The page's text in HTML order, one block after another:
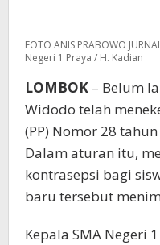
FOTO ANIS PRABOWO
Negeri 1 Praya / H. Kadian
LOMBOK – Belum
Widodo telah
(PP) Nomor 28
Dalam aturan itu,
kontrasepsi bagi
baru tersebut
Kepala SMA Negeri